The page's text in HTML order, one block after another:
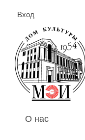
Вход
О нас